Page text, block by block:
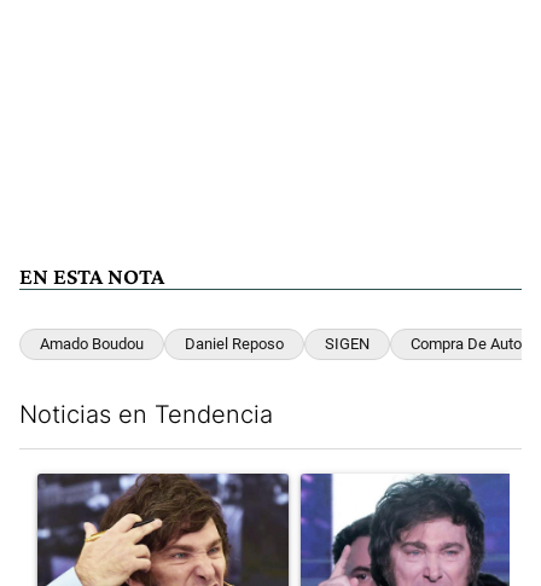
EN ESTA NOTA
Amado Boudou Daniel Reposo SIGEN Compra De Autos
Noticias en Tendencia
Un artículo de tendencia con el título "Yo, Milei" con 2
Un artículo de tendencia con